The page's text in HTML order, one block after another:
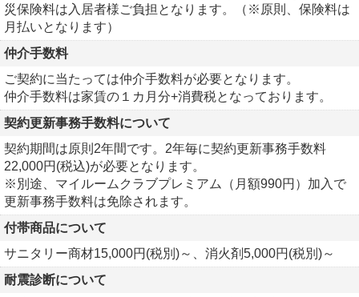
災保険料は入居者様ご負担となります。（※原則、保険料は
月払いとなります）
仲介手数料
ご契約に当たっては仲介手数料が必要となります。
仲介手数料は家賃の１カ月分+消費税となっております。
契約更新事務手数料について
契約期間は原則2年間です。2年毎に契約更新事務手数料
22,000円(税込)が必要となります。
※別途、マイルームクラブプレミアム（月額990円）加入で
更新事務手数料は免除されます。
付帯商品について
サニタリー商材15,000円(税別)～、消火剤5,000円(税別)～
耐震診断について